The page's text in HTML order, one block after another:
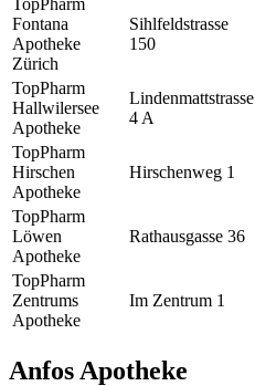
Fontana
Apotheke
Zürich
Sihlfeldstrasse
150
TopPharm
Hallwilersee
Apotheke
Lindenmattstrasse
4 A
TopPharm
Hirschen
Apotheke
Hirschenweg 1
TopPharm
Löwen
Apotheke
Rathausgasse 36
TopPharm
Zentrums
Apotheke
Im Zentrum 1
Anfos Apotheke